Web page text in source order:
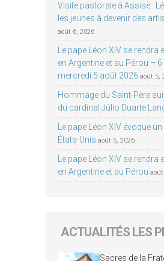
Visite pastorale à Assise :
les jeunes à devenir des
août 6, 2026
Le pape Léon XIV se rendra
en Argentine et au Pérou – 6
mercredi 5 août 2026 août 5,
Hommage du Saint-Père
du cardinal Júlio Duarte
Le pape Léon XIV évoque
États-Unis août 5, 2026
Le pape Léon XIV se rendra
en Argentine et au Pérou
ACTUALITÉS LES
Sacres de la